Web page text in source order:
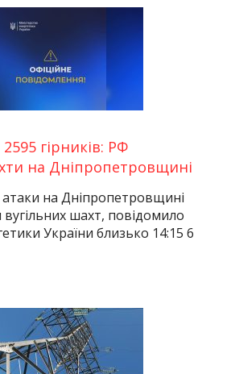
гірників: РФ
на Дніпропетровщині
атаки на Дніпропетровщині
вугільних шахт, повідомило
України близько 14:15 6